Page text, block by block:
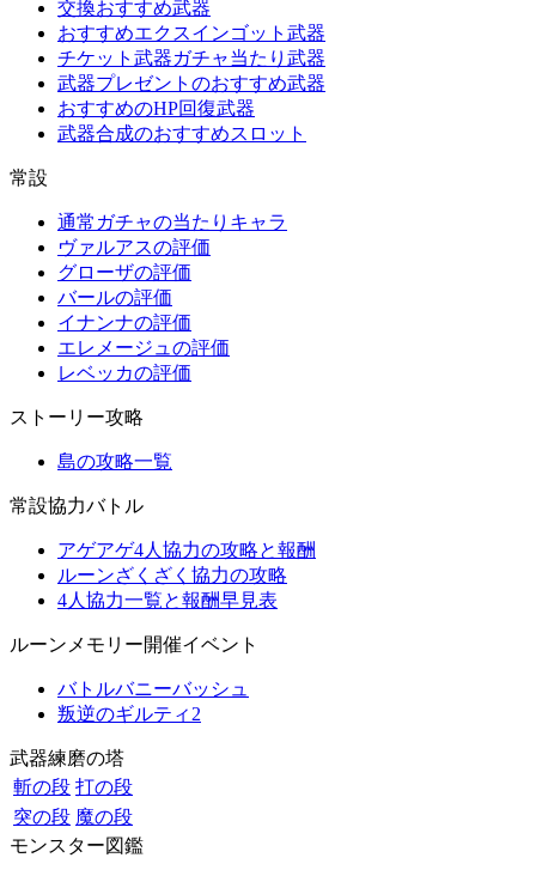
交換おすすめ武器
おすすめエクスインゴット武器
チケット武器ガチャ当たり武器
武器プレゼントのおすすめ武器
おすすめのHP回復武器
武器合成のおすすめスロット
常設
通常ガチャの当たりキャラ
ヴァルアスの評価
グローザの評価
バールの評価
イナンナの評価
エレメージュの評価
レベッカの評価
ストーリー攻略
島の攻略一覧
常設協力バトル
アゲアゲ4人協力の攻略と報酬
ルーンざくざく協力の攻略
4人協力一覧と報酬早見表
ルーンメモリー開催イベント
バトルバニーバッシュ
叛逆のギルティ2
武器練磨の塔
斬の段 打の段
突の段 魔の段
モンスター図鑑